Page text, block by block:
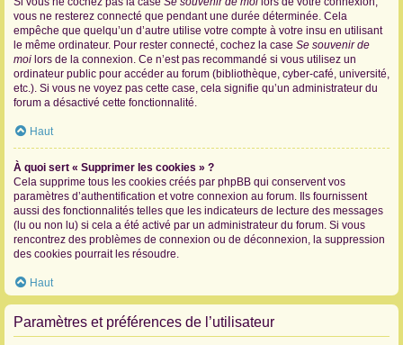
vous ne resterez connecté que pendant une durée déterminée. Cela
empêche que quelqu’un d’autre utilise votre compte à votre insu en utilisant
le même ordinateur. Pour rester connecté, cochez la case Se souvenir de
moi lors de la connexion. Ce n’est pas recommandé si vous utilisez un
ordinateur public pour accéder au forum (bibliothèque, cyber-café, université,
etc.). Si vous ne voyez pas cette case, cela signifie qu’un administrateur du
forum a désactivé cette fonctionnalité.
Haut
À quoi sert « Supprimer les cookies » ?
Cela supprime tous les cookies créés par phpBB qui conservent vos
paramètres d’authentification et votre connexion au forum. Ils fournissent
aussi des fonctionnalités telles que les indicateurs de lecture des messages
(lu ou non lu) si cela a été activé par un administrateur du forum. Si vous
rencontrez des problèmes de connexion ou de déconnexion, la suppression
des cookies pourrait les résoudre.
Haut
Paramètres et préférences de l’utilisateur